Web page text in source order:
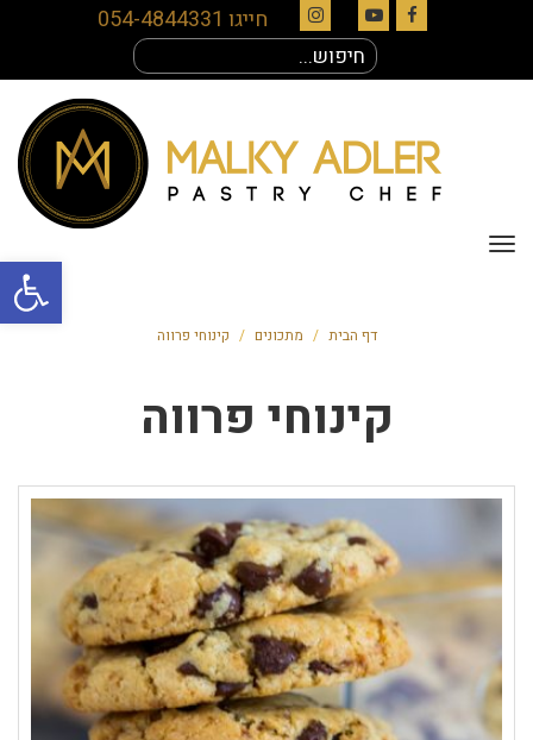
פתח
Facebook
YouTube
Instagram
חייגו 054-4844331
עבור:
תפריט
דף הבית / מתכונים / קינוחי פרווה
קינוחי פרווה